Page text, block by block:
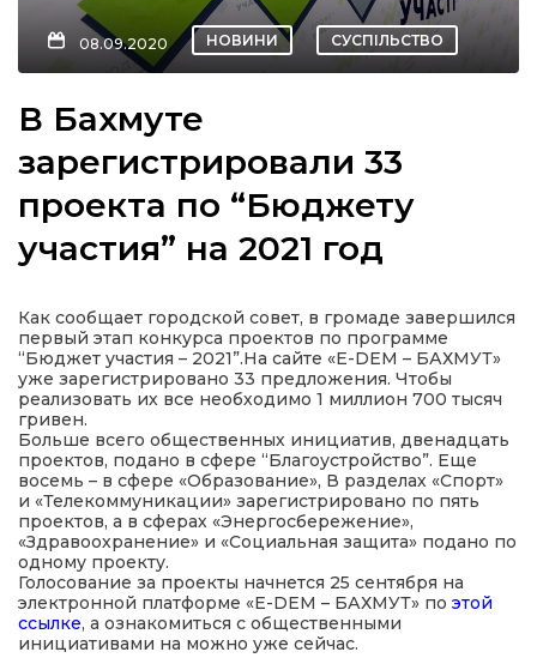
політика
місія
08.09.2020 НОВИНИ СУСПІЛЬСТВО
В Бахмуте
зарегистрировали 33
проекта по “Бюджету
участия” на 2021 год
Как сообщает городской совет, в громаде завершился
первый этап конкурса проектов по программе
“Бюджет участия – 2021”.На сайте «Е-DEM – БАХМУТ»
уже зарегистрировано 33 предложения. Чтобы
реализовать их все необходимо 1 миллион 700 тысяч
гривен.
Больше всего общественных инициатив, двенадцать
проектов, подано в сфере “Благоустройство”. Еще
восемь – в сфере «Образование», В разделах «Спорт»
и «Телекоммуникации» зарегистрировано по пять
проектов, а в сферах «Энергосбережение»,
«Здравоохранение» и «Социальная защита» подано по
одному проекту.
Голосование за проекты начнется 25 сентября на
электронной платформе «Е-DEM – БАХМУТ» по этой
ссылке, а ознакомиться с общественными
инициативами на можно уже сейчас.